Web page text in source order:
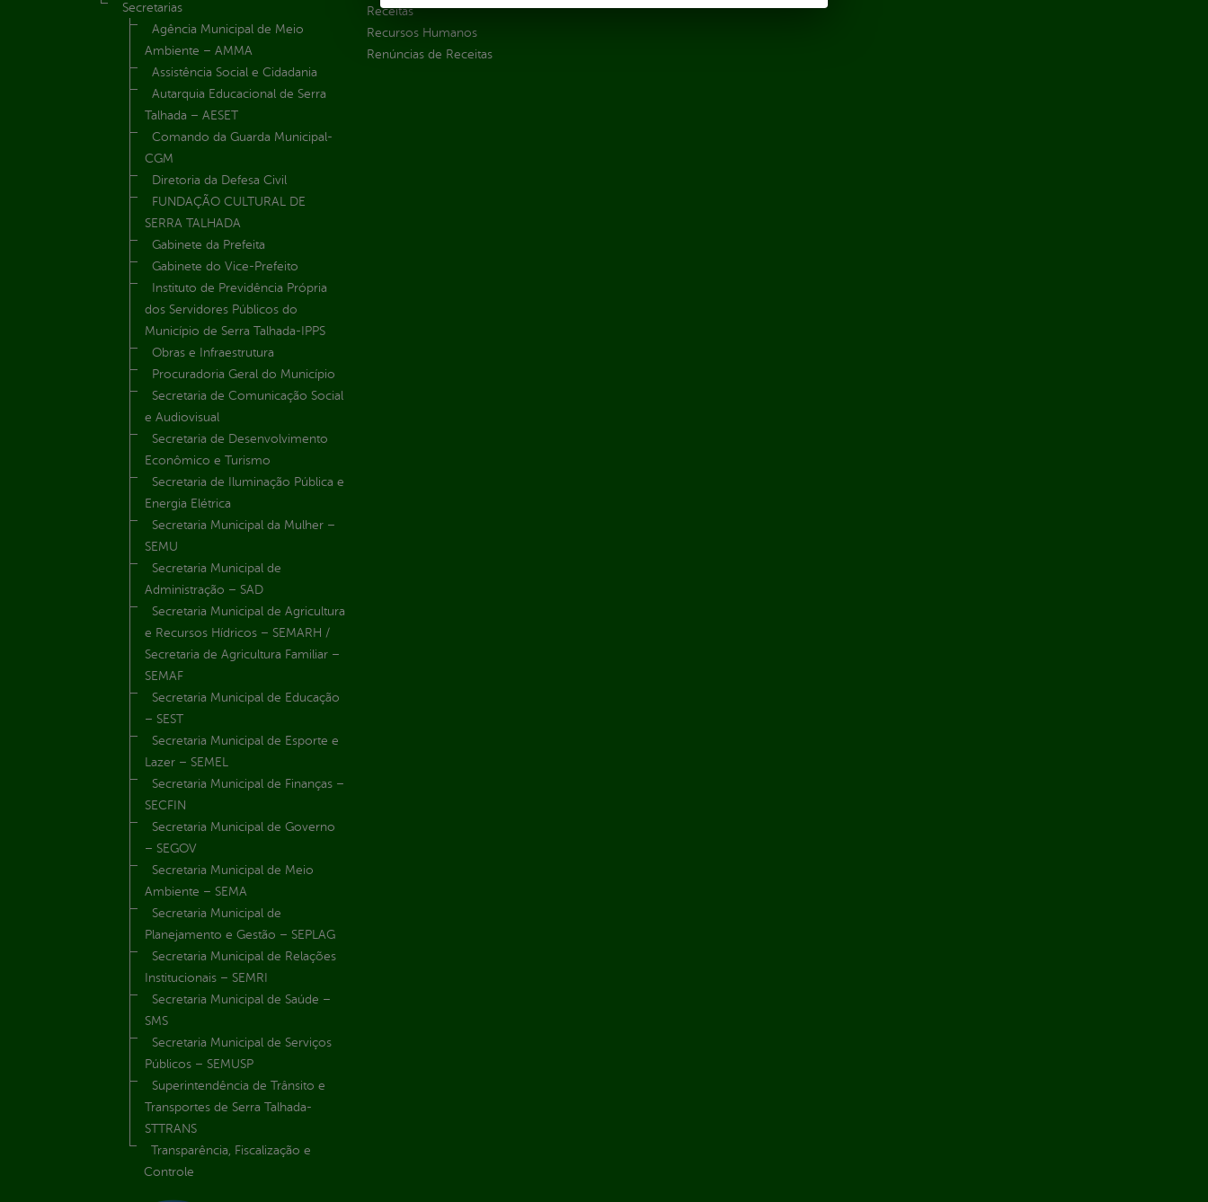
Secretarias
Agência Municipal de Meio
Ambiente – AMMA
Assistência Social e Cidadania
Autarquia Educacional de Serra
Talhada – AESET
Comando da Guarda Municipal-
CGM
Diretoria da Defesa Civil
FUNDAÇÃO CULTURAL DE
SERRA TALHADA
Gabinete da Prefeita
Gabinete do Vice-Prefeito
Instituto de Previdência Própria
dos Servidores Públicos do
Município de Serra Talhada-IPPS
Obras e Infraestrutura
Procuradoria Geral do Município
Secretaria de Comunicação Social
e Audiovisual
Secretaria de Desenvolvimento
Econômico e Turismo
Secretaria de Iluminação Pública e
Energia Elétrica
Secretaria Municipal da Mulher –
SEMU
Secretaria Municipal de
Administração – SAD
Secretaria Municipal de Agricultura
e Recursos Hídricos – SEMARH /
Secretaria de Agricultura Familiar –
SEMAF
Secretaria Municipal de Educação
– SEST
Secretaria Municipal de Esporte e
Lazer – SEMEL
Secretaria Municipal de Finanças –
SECFIN
Secretaria Municipal de Governo
– SEGOV
Secretaria Municipal de Meio
Ambiente – SEMA
Secretaria Municipal de
Planejamento e Gestão – SEPLAG
Secretaria Municipal de Relações
Institucionais – SEMRI
Secretaria Municipal de Saúde –
SMS
Secretaria Municipal de Serviços
Públicos – SEMUSP
Superintendência de Trânsito e
Transportes de Serra Talhada-
STTRANS
Transparência, Fiscalização e
Controle
Receitas
Recursos Humanos
Renúncias de Receitas